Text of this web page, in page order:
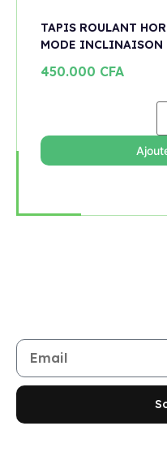
TAPIS ROULANT
MODE INCLINAISON
450.000 CFA